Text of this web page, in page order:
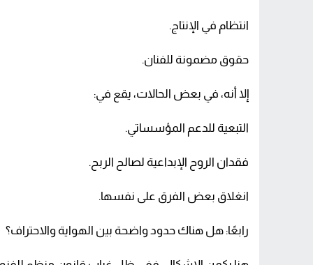
انتظام في الإنتاج.
حقوق مضمونة للفنان.
إلا أنه، في بعض الحالات، يقع في:
التبعية للدعم المؤسساتي.
فقدان الروح الإبداعية لصالح الربح.
انغلاق بعض الفرق على نفسها.
رابعًا: هل هناك حدود واضحة بين الهواية والاحتراف؟